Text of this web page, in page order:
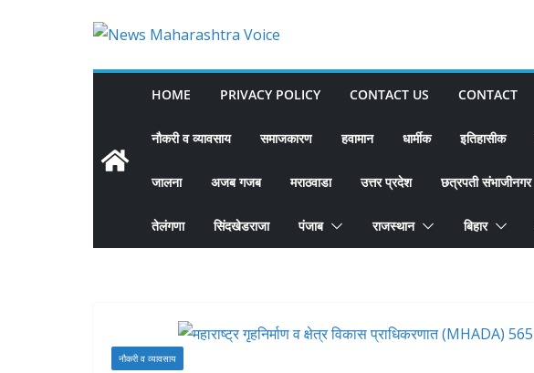
HOME PRIVACY POLICY CONTACT US CONTACT
नौकरी व व्यावसाय समाजकारण हवामान धार्मीक इतिहासीक
जालना अजब गजब मराठवाडा उत्तर प्रदेश छत्रपती संभाजीनगर
तेलंगणा सिंदखेडराजा पंजाब राजस्थान बिहार
नौकरी व व्यावसाय